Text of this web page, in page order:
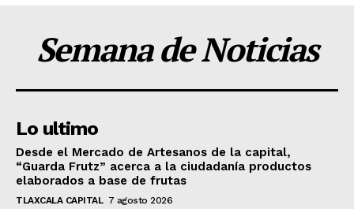
Semana de Noticias
Lo ultimo
Desde el Mercado de Artesanos de la capital,
“Guarda Frutz” acerca a la ciudadanía productos
elaborados a base de frutas
TLAXCALA CAPITAL 7 agosto 2026